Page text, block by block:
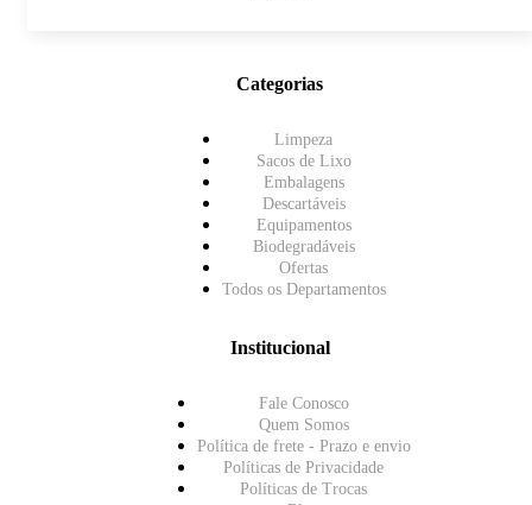
Categorias
Limpeza
Sacos de Lixo
Embalagens
Descartáveis
Equipamentos
Biodegradáveis
Ofertas
Todos os Departamentos
Institucional
Fale Conosco
Quem Somos
Política de frete - Prazo e envio
Políticas de Privacidade
Políticas de Trocas